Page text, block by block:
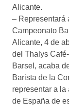
BOLSA DE
por el café?
CONTACTO
¡queremos saber
de ti!
Alicante.
– Representará
Campeonato
Alicante, 4 de
del Thalys
Barsel, acaba
Barista de la
representar a
de España de